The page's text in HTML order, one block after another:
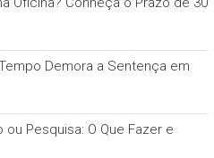
Demora a Sentença em
Pesquisa: O Que Fazer e